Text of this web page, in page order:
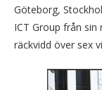
Göteborg,
ICT Group från sin
räckvidd över sex